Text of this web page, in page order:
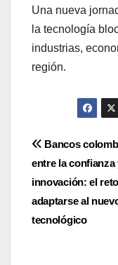
Una nueva
la tecnología
industrias,
región.
de
Bancos
entre la confianza
innovación: el
adaptarse al
tecnológico